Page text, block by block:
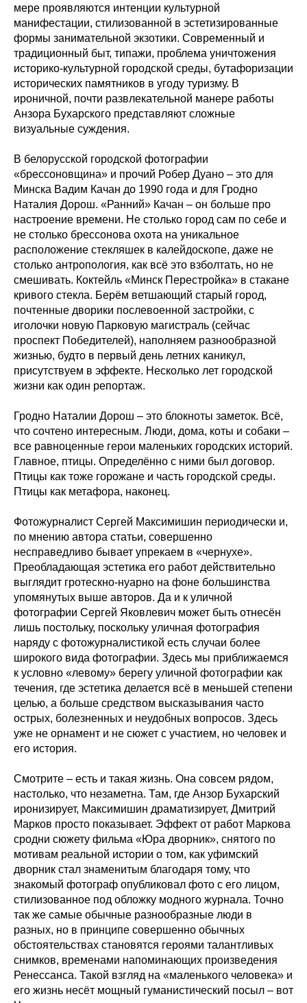
мере проявляются интенции культурной
манифестации, стилизованной в эстетизированные
формы занимательной экзотики. Современный и
традиционный быт, типажи, проблема уничтожения
историко-культурной городской среды, бутафоризации
исторических памятников в угоду туризму. В
ироничной, почти развлекательной манере работы
Анзора Бухарского представляют сложные
визуальные суждения.
В белорусской городской фотографии
«брессоновщина» и прочий Робер Дуано – это для
Минска Вадим Качан до 1990 года и для Гродно
Наталия Дорош. «Ранний» Качан – он больше про
настроение времени. Не столько город сам по себе и
не столько брессонова охота на уникальное
расположение стекляшек в калейдоскопе, даже не
столько антропология, как всё это взболтать, но не
смешивать. Коктейль «Минск Перестройка» в стакане
кривого стекла. Берём ветшающий старый город,
почтенные дворики послевоенной застройки, с
иголочки новую Парковую магистраль (сейчас
проспект Победителей), наполняем разнообразной
жизнью, будто в первый день летних каникул,
присутствуем в эффекте. Несколько лет городской
жизни как один репортаж.
Гродно Наталии Дорош – это блокноты заметок. Всё,
что сочтено интересным. Люди, дома, коты и собаки –
все равноценные герои маленьких городских историй.
Главное, птицы. Определённо с ними был договор.
Птицы как тоже горожане и часть городской среды.
Птицы как метафора, наконец.
Фотожурналист Сергей Максимишин периодически и,
по мнению автора статьи, совершенно
несправедливо бывает упрекаем в «чернухе».
Преобладающая эстетика его работ действительно
выглядит гротескно-нуарно на фоне большинства
упомянутых выше авторов. Да и к уличной
фотографии Сергей Яковлевич может быть отнесён
лишь постольку, поскольку уличная фотография
наряду с фотожурналистикой есть случаи более
широкого вида фотографии. Здесь мы приближаемся
к условно «левому» берегу уличной фотографии как
течения, где эстетика делается всё в меньшей степени
целью, а больше средством высказывания часто
острых, болезненных и неудобных вопросов. Здесь
уже не орнамент и не сюжет с участием, но человек и
его история.
Смотрите – есть и такая жизнь. Она совсем рядом,
настолько, что незаметна. Там, где Анзор Бухарский
иронизирует, Максимишин драматизирует, Дмитрий
Марков просто показывает. Эффект от работ Маркова
сродни сюжету фильма «Юра дворник», снятого по
мотивам реальной истории о том, как уфимский
дворник стал знаменитым благодаря тому, что
знакомый фотограф опубликовал фото с его лицом,
стилизованное под обложку модного журнала. Точно
так же самые обычные разнообразные люди в
разных, но в принципе совершенно обычных
обстоятельствах становятся героями талантливых
снимков, временами напоминающих произведения
Ренессанса. Такой взгляд на «маленького человека» и
его жизнь несёт мощный гуманистический посыл – вот